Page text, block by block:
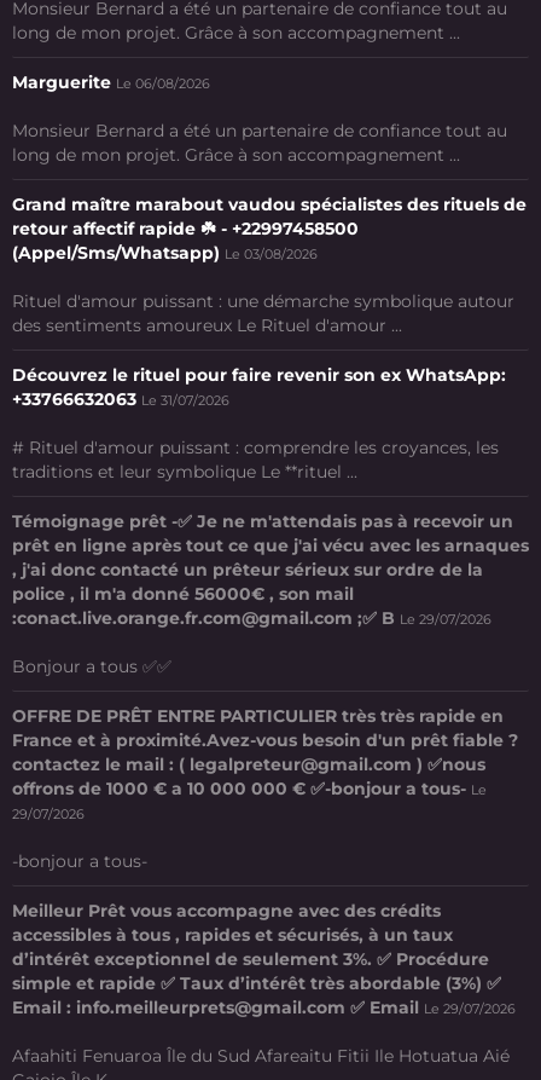
Monsieur Bernard a été un partenaire de confiance tout au
long de mon projet. Grâce à son accompagnement ...
Marguerite Le 06/08/2026
Monsieur Bernard a été un partenaire de confiance tout au
long de mon projet. Grâce à son accompagnement ...
Grand maître marabout vaudou spécialistes des rituels de
retour affectif rapide ☘️ - +22997458500
(Appel/Sms/Whatsapp) Le 03/08/2026
Rituel d'amour puissant : une démarche symbolique autour
des sentiments amoureux Le Rituel d'amour ...
Découvrez le rituel pour faire revenir son ex WhatsApp:
+33766632063 Le 31/07/2026
# Rituel d'amour puissant : comprendre les croyances, les
traditions et leur symbolique Le **rituel ...
Témoignage prêt -✅ Je ne m'attendais pas à recevoir un
prêt en ligne après tout ce que j'ai vécu avec les arnaques
, j'ai donc contacté un prêteur sérieux sur ordre de la
police , il m'a donné 56000€ , son mail
:conact.live.orange.fr.com@gmail.com ;✅ B Le 29/07/2026
Bonjour a tous ✅✅
OFFRE DE PRÊT ENTRE PARTICULIER très très rapide en
France et à proximité.Avez-vous besoin d'un prêt fiable ?
contactez le mail : ( legalpreteur@gmail.com ) ✅nous
offrons de 1000 € a 10 000 000 € ✅-bonjour a tous- Le
29/07/2026
-bonjour a tous-
Meilleur Prêt vous accompagne avec des crédits
accessibles à tous , rapides et sécurisés, à un taux
d’intérêt exceptionnel de seulement 3%. ✅ Procédure
simple et rapide ✅ Taux d’intérêt très abordable (3%) ✅
Email : info.meilleurprets@gmail.com ✅ Email Le 29/07/2026
Afaahiti Fenuaroa Île du Sud Afareaitu Fitii Ile Hotuatua Aié